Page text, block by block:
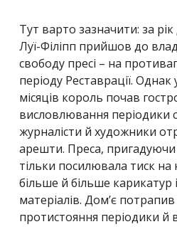
Тут варто зазначити: за
Луї-Філіпп прийшов до
свободу пресі – на
періоду Реставрації. Однак
місяців король почав
висловлювання періодики
журналісти й художники
арешти. Преса, пригадуючи
тільки посилювала тиск
більше й більше карикатур
матеріалів. Дом’є
протистояння періодики й